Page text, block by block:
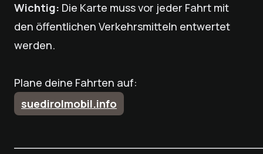
Wichtig: Die Karte muss vor jeder Fahrt mit
den öffentlichen Verkehrsmitteln entwertet
werden.
Plane deine Fahrten auf:
suedirolmobil.info